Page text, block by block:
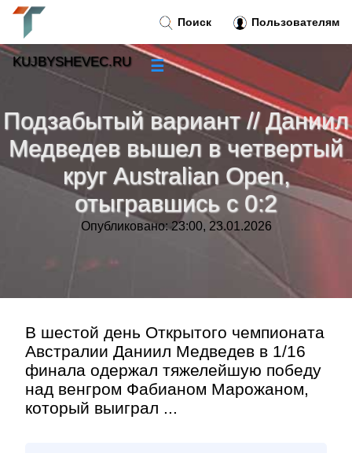
Подзабытый вариант // Даниил
Медведев вышел в четвертый
круг Australian Open,
отыгравшись с 0:2
Опубликовано: 23:00, 23.01.2026
В шестой день Открытого чемпионата
Австралии Даниил Медведев в 1/16
финала одержал тяжелейшую победу
над венгром Фабианом Марожаном,
который выиграл ...
Поиск Пользователям
KUJBYSHEVEC.RU ☰
Новости
Тренды новостей »
Рубрики»
»